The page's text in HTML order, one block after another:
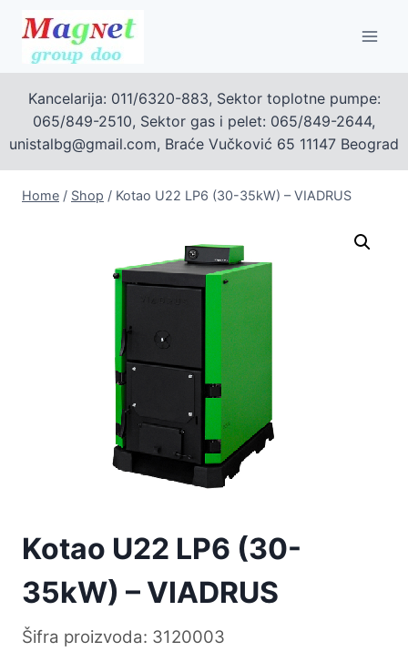
content
Kancelarija: 011/6320-883, Sektor toplotne pumpe:
065/849-2510, Sektor gas i pelet: 065/849-2644,
unistalbg@gmail.com, Braće Vučković 65 11147 Beograd
Home / Shop / Kotao U22 LP6 (30-35kW) – VIADRUS
Kotao U22 LP6 (30-
35kW) – VIADRUS
Šifra proizvoda: 3120003